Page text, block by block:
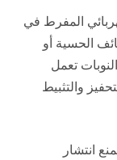
المفرط في
الحسية أو
تعمل
والتثبيط
انتشار